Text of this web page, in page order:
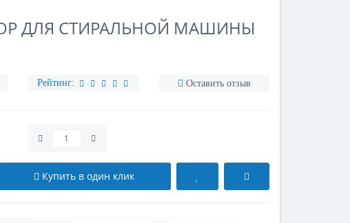
ДЛЯ СТИРАЛЬНОЙ МАШИНЫ
Рейтинг: Оставить отзыв
Купить в один клик